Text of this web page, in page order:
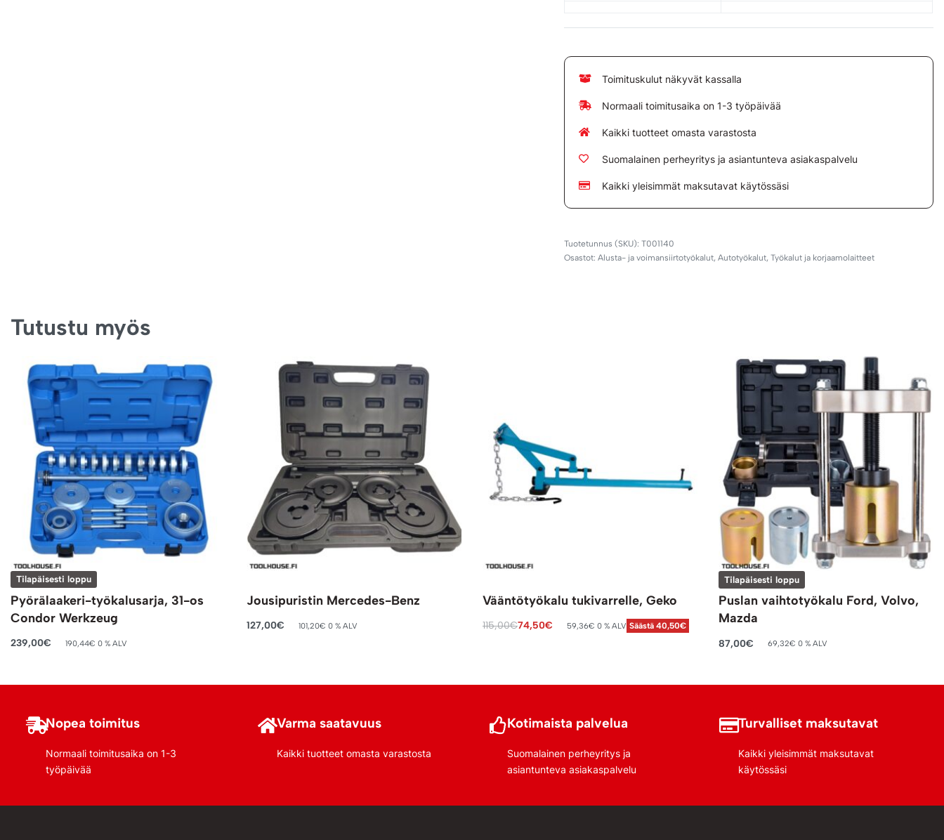
Toimituskulut näkyvät kassalla
Normaali toimitusaika on 1-3 työpäivää
Kaikki tuotteet omasta varastosta
Suomalainen perheyritys ja asiantunteva asiakaspalvelu
Kaikki yleisimmät maksutavat käytössäsi
T001140
Osastot:Alusta- ja voimansiirtotyökalut,Autotyökalut,Työkalut ja korjaamolaitteet
Tutustu myös
Tilapäisesti loppu
Pyörälaakeri-työkalusarja, 31-os
Condor Werkzeug
239,00€ 190,44€ 0 % ALV
Jousipuristin Mercedes-Benz
127,00€ 101,20€ 0 % ALV
Vääntötyökalu tukivarrelle, Geko
115,00€74,50€ 59,36€ 0 % ALV Säästä 40,50€
Tilapäisesti loppu
Puslan vaihtotyökalu Ford, Volvo,
Mazda
87,00€ 69,32€ 0 % ALV
Nopea toimitus
Normaali toimitusaika on 1-3
työpäivää
Varma saatavuus
Kaikki tuotteet omasta varastosta
Kotimaista palvelua
Suomalainen perheyritys ja
asiantunteva asiakaspalvelu
Turvalliset maksutavat
Kaikki yleisimmät maksutavat
käytössäsi